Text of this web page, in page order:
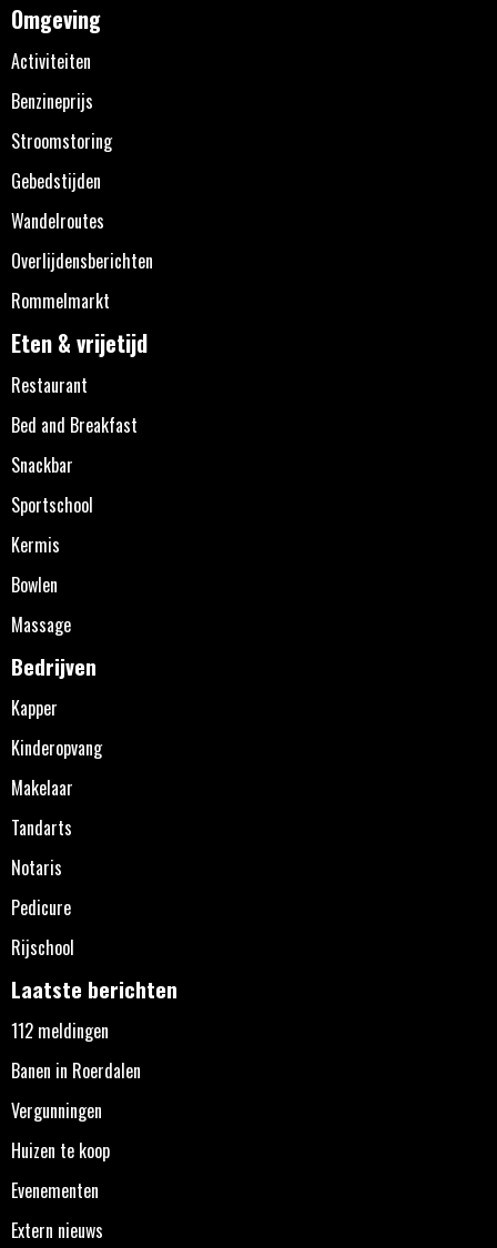
Omgeving
Activiteiten
Benzineprijs
Stroomstoring
Gebedstijden
Wandelroutes
Overlijdensberichten
Rommelmarkt
Eten & vrijetijd
Restaurant
Bed and Breakfast
Snackbar
Sportschool
Kermis
Bowlen
Massage
Bedrijven
Kapper
Kinderopvang
Makelaar
Tandarts
Notaris
Pedicure
Rijschool
Laatste berichten
112 meldingen
Banen in Roerdalen
Vergunningen
Huizen te koop
Evenementen
Extern nieuws